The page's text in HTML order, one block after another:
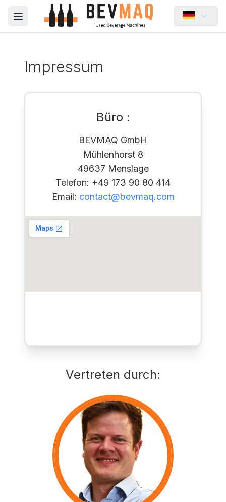
Open main menu
Impressum
Büro :
BEVMAQ GmbH
Mühlenhorst 8
49637 Menslage
Telefon: +49 173 90 80 414
Email: contact@bevmaq.com
Vertreten durch: